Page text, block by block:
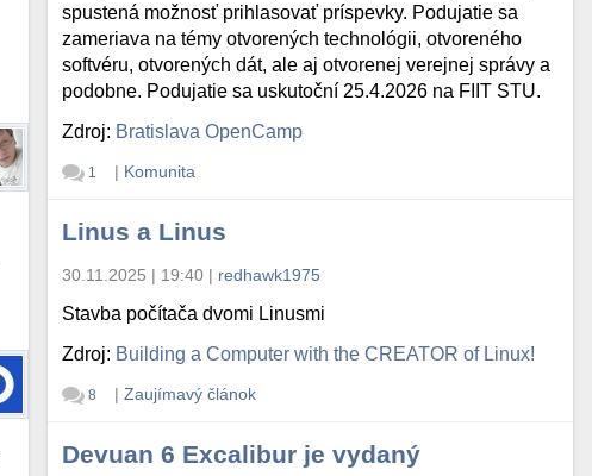
spustená možnosť prihlasovať príspevky. Podujatie sa
zameriava na témy otvorených technológii, otvoreného
softvéru, otvorených dát, ale aj otvorenej verejnej správy a
podobne. Podujatie sa uskutoční 25.4.2026 na FIIT STU.
Zdroj: Bratislava OpenCamp
1 | Komunita
Linus a Linus
30.11.2025 | 19:40 | redhawk1975
Stavba počítača dvomi Linusmi
Zdroj: Building a Computer with the CREATOR of Linux!
8 | Zaujímavý článok
Devuan 6 Excalibur je vydaný